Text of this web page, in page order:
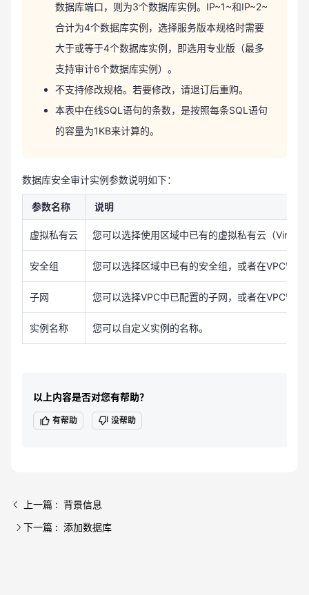
数据库端口，则为3个数据库实例。IP~1~和IP~2~
合计为4个数据库实例，选择服务版本规格时需要
大于或等于4个数据库实例，即选用专业版（最多
支持审计6个数据库实例）。
不支持修改规格。若要修改，请退订后重购。
本表中在线SQL语句的条数，是按照每条SQL语句
的容量为1KB来计算的。
数据库安全审计实例参数说明如下：
参数名称 说明
虚拟私有云 您可以选择使用区域中已有的虚拟私有云（
安全组 您可以选择区域中已有的安全组，或者在VPC管
子网 您可以选择VPC中已配置的子网，或者在VPC管
实例名称 您可以自定义实例的名称。
以上内容是否对您有帮助？
有帮助 没帮助
上一篇 : 背景信息
下一篇 : 添加数据库